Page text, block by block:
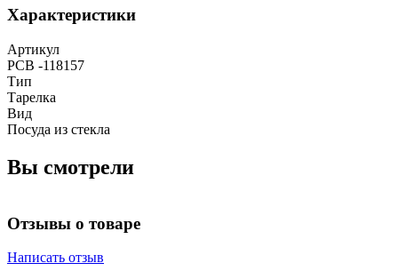
Характеристики
Артикул
РСВ -118157
Тип
Тарелка
Вид
Посуда из стекла
Вы смотрели
Отзывы о товаре
Написать отзыв